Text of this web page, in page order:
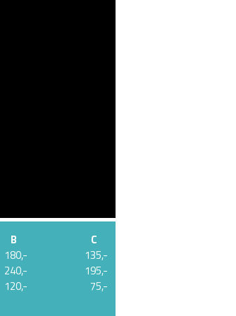
B
C
180,-
135,-
240,-
195,-
120,- 75,-